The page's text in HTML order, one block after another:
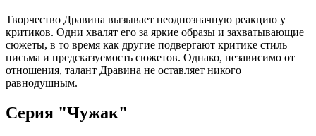
Творчество Дравина вызывает неоднозначную реакцию у
критиков. Одни хвалят его за яркие образы и захватывающие
сюжеты, в то время как другие подвергают критике стиль
письма и предсказуемость сюжетов. Однако, независимо от
отношения, талант Дравина не оставляет никого
равнодушным.
Серия "Чужак"